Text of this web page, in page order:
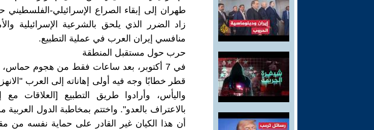
طهران إلى إبقاء الصراع الإسرائيلي-الفلسطيني
زاد الضرر الذي يلحق بالشرعية الإسرائيلية
منافسي إيران العرب في عملية التطبيع.
حرب حول مستقبل المنطقة
في 7 أكتوبر، بعد ساعات فقط من هجوم
قطر خطابًا وجه فيه أولى إهاناته إلى العرب
واليأس، وأرادوا طريق التطبيع [العلاقات
بالاعتراف بالعدو". واختتم بمخاطبة الدول
أن هذا الكيان غير القادر على حماية نفسه من